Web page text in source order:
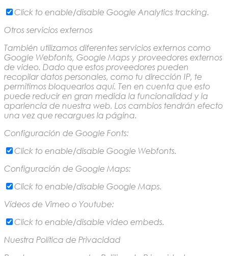
Click to enable/disable Google Analytics tracking.
Otros servicios externos
También utilizamos diferentes servicios externos como
Google Webfonts, Google Maps y proveedores externos
de video. Dado que estos proveedores pueden
recopilar datos personales, como tu dirección IP, te
permitimos bloquearlos aquí. Ten en cuenta que esto
puede reducir en gran medida la funcionalidad y la
apariencia de nuestra web. Los cambios tendrán efecto
una vez que recargues la página.
Configuración de Google Fonts:
Click to enable/disable Google Webfonts.
Configuración de Google Maps:
Click to enable/disable Google Maps.
Vídeos de Vimeo o Youtube:
Click to enable/disable video embeds.
Nuestra Política de Privacidad